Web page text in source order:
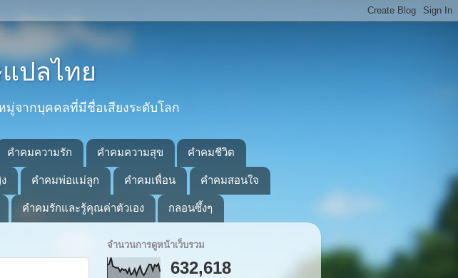
ปลไทย
จากบุคคลที่มีชื่อเสียงระดับโลก
คำคมความรัก คำคมความสุข คำคมชีวิต
คำคมพ่อแม่ลูก คำคมเพื่อน คำคมสอนใจ
คำคมรักและรู้คุณค่าตัวเอง กลอนซึ้งๆ
จำนวนการดูหน้าเว็บรวม
632,618